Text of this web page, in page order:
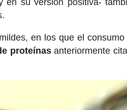
en su versión positiva-
en los que el consumo
proteínasanteriormente